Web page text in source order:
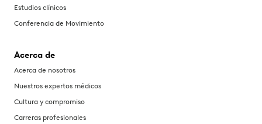
Estudios clínicos
Conferencia de Movimiento
Acerca de
Acerca de nosotros
Nuestros expertos médicos
Cultura y compromiso
Carreras profesionales